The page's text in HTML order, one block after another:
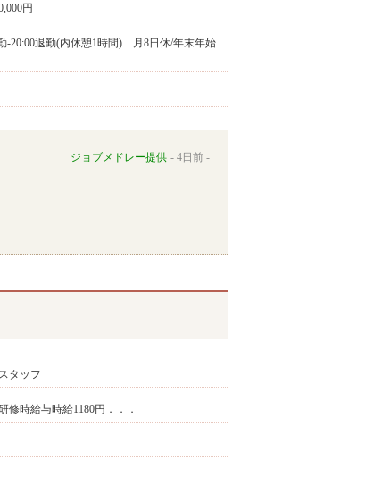
円
20:00退勤(内休憩1時間) 月8日休/年末年始
ジョブメドレー提供 4日前
タッフ
修時給与時給1180円．．．